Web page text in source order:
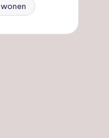
wonen